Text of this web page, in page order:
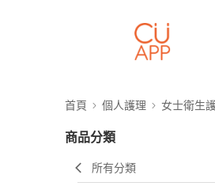
首頁 個人護理 女士衛生
商品分類
所有分類